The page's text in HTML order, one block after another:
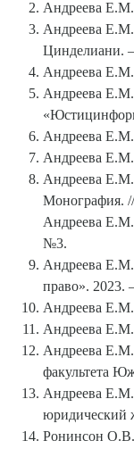
Андреева
Андреева Е.М.
Цинделиани.
Андреева Е.М.
Андреева
Андреева
Андреева Е.М.
Андреева
Монография.
Андреева Е.М.
№3.
Андреева Е.М.
право».
Андреева
Андреева Е.М.
Андреева Е.М.
факультета
Андреева Е.М.
юридический
Ронинсон О.В.